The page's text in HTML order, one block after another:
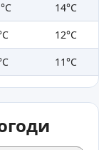
14°C
12°C
11°C